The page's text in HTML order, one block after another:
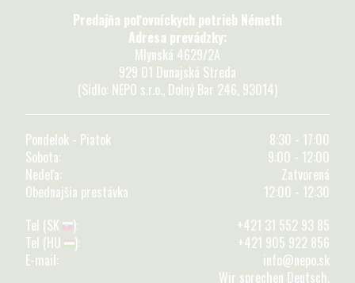
Predajňa poľovníckych potrieb Németh
Adresa prevádzky:
Mlynská 4629/2A
929 01 Dunajská Streda
(Sídlo: NEPO s.r.o., Dolný Bar 246, 93014)
Pondelok - Piatok
8:30 - 17:00
Sobota:
9:00 - 12:00
Nedeľa:
Zatvorená
Obednajšia prestávka
12:00 - 12:30
Tel (SK
):
+421 31 552 93 85
Tel (HU
):
+421 905 922 856
E-mail:
info@nepo.sk
Wir sprechen Deutsch.